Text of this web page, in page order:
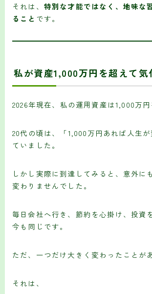
それは、 特別な才能ではなく、地味な
ること です。
私が資産1,000万円を超えて気
2026年現在、私の運用資産は1,000万円
20代の頃は、「1,000万円あれば人生
ていました。
しかし実際に到達してみると、意外に
変わりませんでした。
毎日会社へ行き、節約を心掛け、投資
今も同じです。
ただ、一つだけ大きく変わったことが
それは、